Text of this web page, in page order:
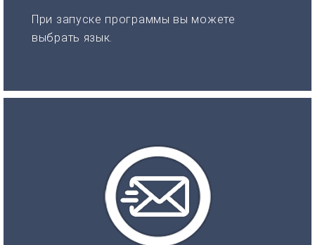
При запуске программы вы можете
выбрать язык.